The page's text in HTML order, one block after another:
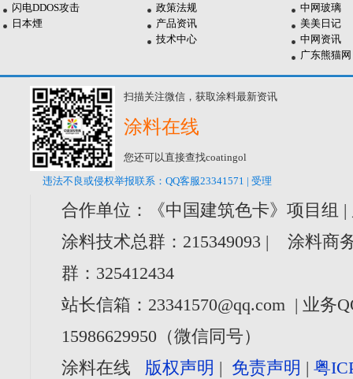
闪电DDOS攻击
日本煙
政策法规
产品资讯
技术中心
中网玻璃
美美日记
中网资讯
广东熊猫网
扫描关注微信，获取涂料最新资讯
涂料在线
您还可以直接查找coatingol
违法不良或侵权举报联系：QQ客服23341571 | 受理
合作单位：《中国建筑色卡》项目组
涂料技术总群：215349093 | 涂料商
群：325412434
站长信箱：23341570@qq.com | 业务
15986629950（微信同号）
涂料在线 版权声明 | 免责声明 |粤